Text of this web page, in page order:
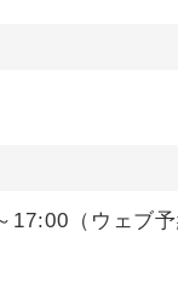
17:00（ウェブ